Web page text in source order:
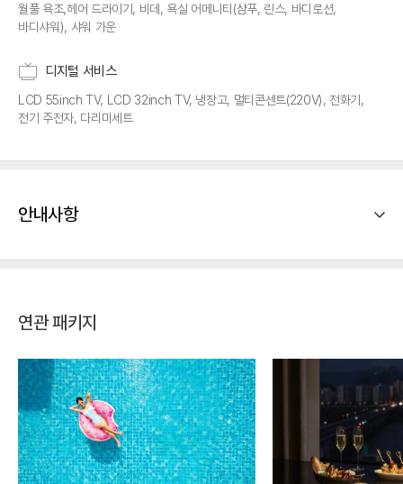
월풀 욕조,헤어 드라이기, 비데, 욕실 어메니티(샴푸, 린스, 바디로션,
바디샤워), 샤워 가운
디지털 서비스
LCD 55inch TV, LCD 32inch TV, 냉장고, 멀티콘센트(220V), 전화기,
전기 주전자, 다리미세트
안내사항
연관 패키지